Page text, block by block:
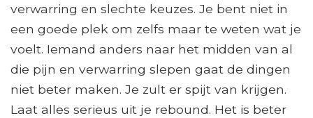
verwarring en slechte keuzes. Je bent niet in
een goede plek om zelfs maar te weten wat je
voelt. Iemand anders naar het midden van al
die pijn en verwarring slepen gaat de dingen
niet beter maken. Je zult er spijt van krijgen.
Laat alles serieus uit je rebound. Het is beter